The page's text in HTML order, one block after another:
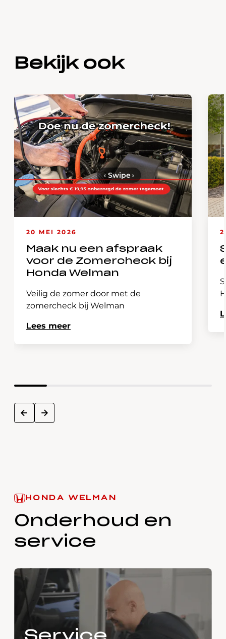
Bekijk ook
20 MEI 2026
Maak nu een afspraak
voor de Zomercheck bij
Honda Welman
Veilig de zomer door met de
zomercheck bij Welman
Lees meer
prev next
‹ Swipe›
HONDA WELMAN
Onderhoud en
service